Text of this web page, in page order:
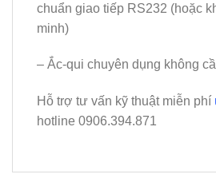
chuẩn giao tiếp RS232 (hoặc
minh)
– Ắc-qui chuyên dụng không
Hỗ trợ tư vấn kỹ thuật miễn phí
hotline 0906.394.871